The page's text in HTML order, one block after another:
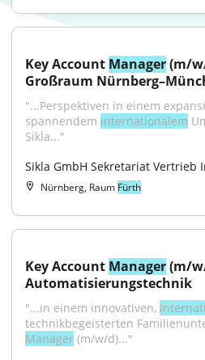
Key Account Manager (m/
Großraum
"...Perspektiven in einem
spannendem internationalem
Sikla..."
Sikla GmbH Sekretariat Vertrieb
Nürnberg, Raum Fürth
Key Account Manager (m/
Automatisierungstechnik
"...in einem innovativen,
Manager (m/w/d)..."